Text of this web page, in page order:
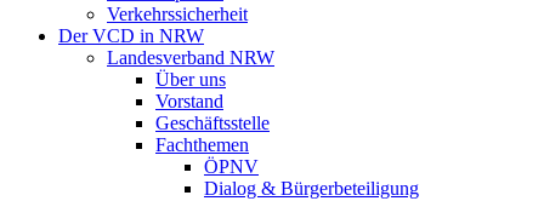
Verkehrssicherheit
Der VCD in NRW
Landesverband NRW
Über uns
Vorstand
Geschäftsstelle
Fachthemen
ÖPNV
Dialog & Bürgerbeteiligung